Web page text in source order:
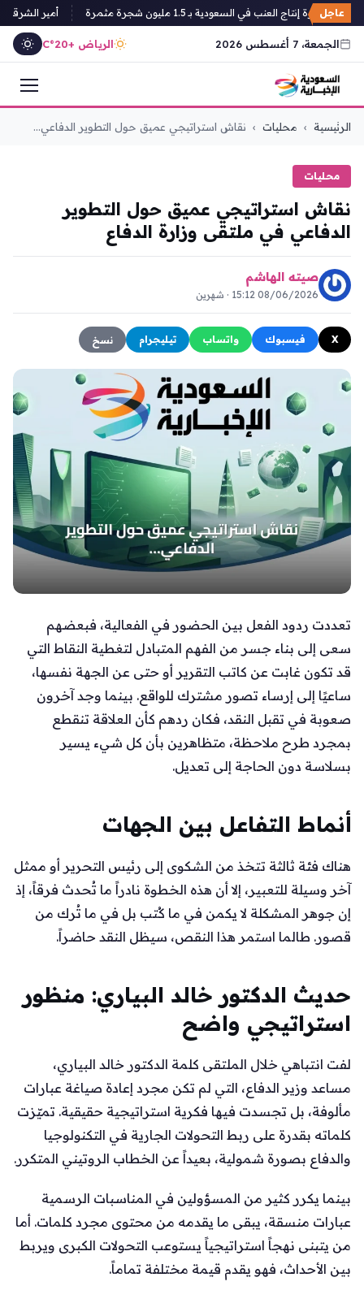
عاجل
إنتاج العنب في السعودية بـ 1.5 مليون شجرة مثمرة أمير الشرقية
الجمعة، 7 أغسطس 2026 الرياض +20°C
التجاوز
الرئيسية › محليات › نقاش استراتيجي عميق حول التطوير الدفاعي...
محليات
نقاش استراتيجي عميق حول التطوير
الدفاعي في ملتقى وزارة الدفاع
صيته الهاشم
08/06/2026 15:12 · شهرين
X فيسبوك واتساب تيليجرام نسخ
تعددت ردود الفعل بين الحضور في الفعالية، فبعضهم
سعى إلى بناء جسر من الفهم المتبادل لتغطية النقاط التي
قد تكون غابت عن كاتب التقرير أو حتى عن الجهة نفسها،
ساعيًا إلى إرساء تصور مشترك للواقع. بينما وجد آخرون
صعوبة في تقبل النقد، فكان ردهم كأن العلاقة تنقطع
بمجرد طرح ملاحظة، متظاهرين بأن كل شيء يسير
بسلاسة دون الحاجة إلى تعديل.
أنماط التفاعل بين الجهات
هناك فئة ثالثة تتخذ من الشكوى إلى رئيس التحرير أو ممثل
آخر وسيلة للتعبير، إلا أن هذه الخطوة نادراً ما تُحدث فرقاً، إذ
إن جوهر المشكلة لا يكمن في ما كُتب بل في ما تُرك من
قصور. طالما استمر هذا النقص، سيظل النقد حاضراً.
حديث الدكتور خالد البياري: منظور
استراتيجي واضح
لفت انتباهي خلال الملتقى كلمة الدكتور خالد البياري،
مساعد وزير الدفاع، التي لم تكن مجرد إعادة صياغة عبارات
مألوفة، بل تجسدت فيها فكرية استراتيجية حقيقية. تميّزت
كلماته بقدرة على ربط التحولات الجارية في التكنولوجيا
والدفاع بصورة شمولية، بعيداً عن الخطاب الروتيني المتكرر.
بينما يكرر كثير من المسؤولين في المناسبات الرسمية
عبارات منسقة، يبقى ما يقدمه من محتوى مجرد كلمات. أما
من يتبنى نهجاً استراتيجياً يستوعب التحولات الكبرى ويربط
بين الأحداث، فهو يقدم قيمة مختلفة تماماً.